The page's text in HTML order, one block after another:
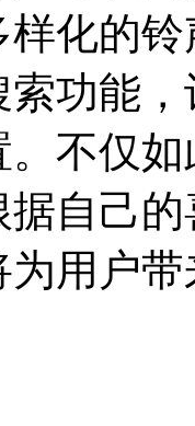
化的
功能
不仅
自己
用户